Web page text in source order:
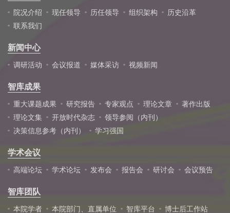
院况介绍 现任领导 历任领导 组织架构
历史沿革
联系我们
新闻中心
调研活动 会议报道 媒体采访 视频新闻
智库成果
重大课题成果 研究报告 专家观点 理论文章
著作出版
理论文集
开放时代杂志
领导参阅（内刊）
决策信息参考（内刊）
学习强国
学术会议
高端论坛 学术论坛 发布会 报告会 研讨会 会议预告
智库团队
本院学者 本院部门、直属单位 智库平台 博士后工作站